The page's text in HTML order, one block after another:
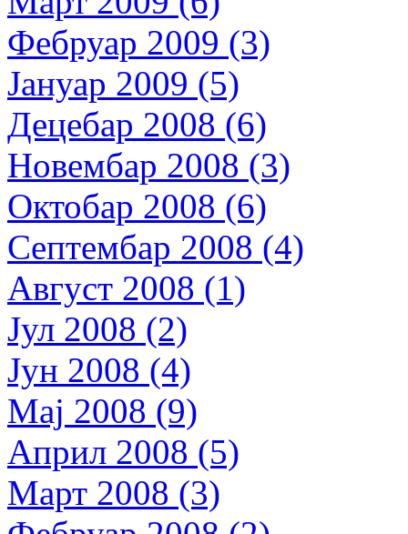
Фебруар 2009 (3)
Јануар 2009 (5)
Децебар 2008 (6)
Новембар 2008 (3)
Октобар 2008 (6)
Септембар 2008 (4)
Август 2008 (1)
Јул 2008 (2)
Јун 2008 (4)
Мај 2008 (9)
Април 2008 (5)
Март 2008 (3)